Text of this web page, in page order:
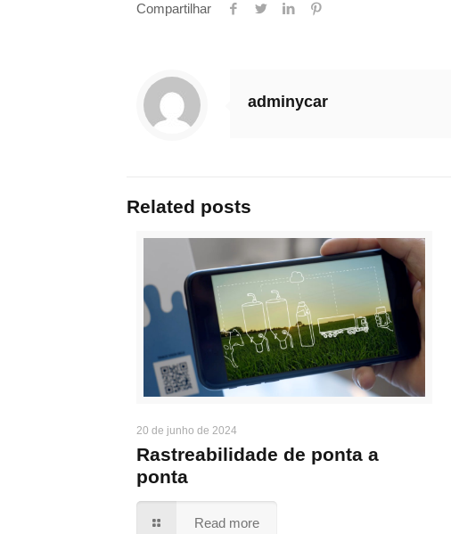
Compartilhar
adminycar
Related posts
20 de junho de 2024
Rastreabilidade de ponta a
ponta
Read more